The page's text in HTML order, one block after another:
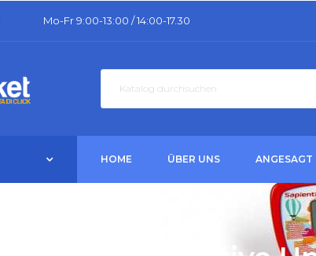
Mo-Fr 9:00-13:00 / 14:00-17.30
HOME ÜBER UNS ANGESAGT